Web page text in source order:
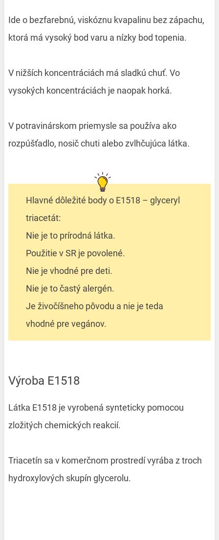
Ide o bezfarebnú, viskóznu kvapalinu bez zápachu,
ktorá má vysoký bod varu a nízky bod topenia.
V nižších koncentráciách má sladkú chuť. Vo
vysokých koncentráciách je naopak horká.
V potravinárskom priemysle sa používa ako
rozpúšťadlo, nosič chuti alebo zvlhčujúca látka.
Hlavné dôležité body o E1518 – glyceryl
triacetát:
Nie je to prírodná látka.
Použitie v SR je povolené.
Nie je vhodné pre deti.
Nie je to častý alergén.
Je živočíšneho pôvodu a nie je teda
vhodné pre vegánov.
Výroba E1518
Látka E1518 je vyrobená synteticky pomocou
zložitých chemických reakcií.
Triacetín sa v komerčnom prostredí vyrába z troch
hydroxylových skupín glycerolu.